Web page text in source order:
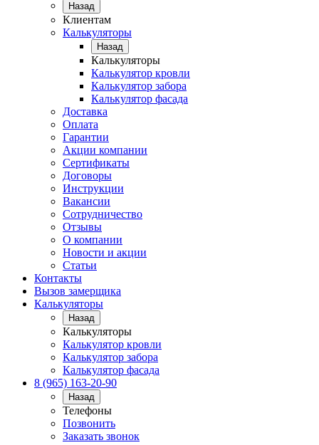
Назад
Клиентам
Калькуляторы
Назад
Калькуляторы
Калькулятор кровли
Калькулятор забора
Калькулятор фасада
Доставка
Оплата
Гарантии
Акции компании
Сертификаты
Договоры
Инструкции
Вакансии
Сотрудничество
Отзывы
О компании
Новости и акции
Статьи
Контакты
Вызов замерщика
Калькуляторы
Назад
Калькуляторы
Калькулятор кровли
Калькулятор забора
Калькулятор фасада
8 (965) 163-20-90
Назад
Телефоны
Позвонить
Заказать звонок